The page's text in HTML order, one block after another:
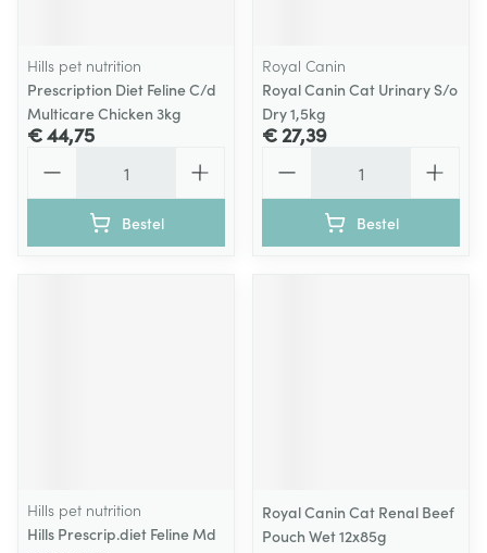
Hills pet nutrition
Prescription Diet Feline C/d
Multicare Chicken 3kg
€ 44,75
Bestel
Royal Canin
Royal Canin Cat Urinary S/o
Dry 1,5kg
€ 27,39
Bestel
Hills pet nutrition
Hills Prescrip.diet Feline Md
Royal Canin Cat Renal Beef
Pouch Wet 12x85g